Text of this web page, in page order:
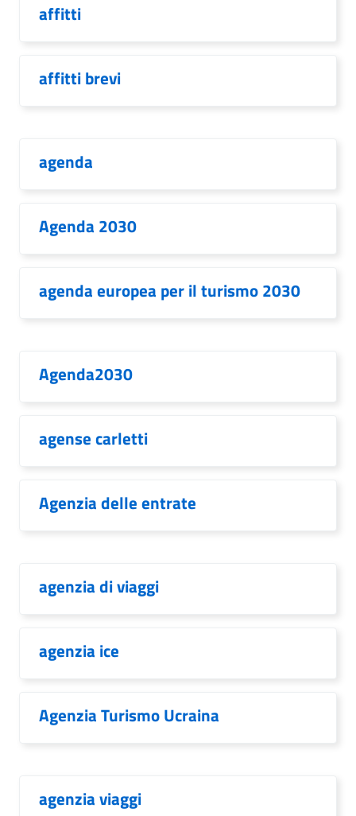
affitti
affitti brevi
agenda
Agenda 2030
agenda europea per il turismo 2030
Agenda2030
agense carletti
Agenzia delle entrate
agenzia di viaggi
agenzia ice
Agenzia Turismo Ucraina
agenzia viaggi